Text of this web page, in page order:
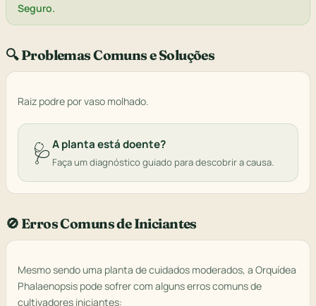
Seguro.
🔍 Problemas Comuns e Soluções
Raiz podre por vaso molhado.
🩺A planta está doente?
Faça um diagnóstico guiado para descobrir a causa.
🚫 Erros Comuns de Iniciantes
Mesmo sendo uma planta de cuidados moderados, a Orquídea
Phalaenopsis pode sofrer com alguns erros comuns de
cultivadores iniciantes: